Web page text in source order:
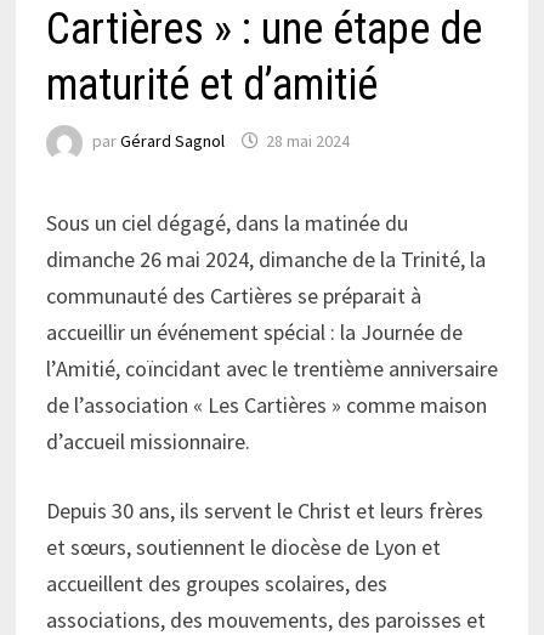
Cartières » : une étape de
maturité et d’amitié
parGérard Sagnol 28 mai 2024
Sous un ciel dégagé, dans la matinée du
dimanche 26 mai 2024, dimanche de la Trinité, la
communauté des Cartières se préparait à
accueillir un événement spécial : la Journée de
l’Amitié, coïncidant avec le trentième anniversaire
de l’association « Les Cartières » comme maison
d’accueil missionnaire.
Depuis 30 ans, ils servent le Christ et leurs frères
et sœurs, soutiennent le diocèse de Lyon et
accueillent des groupes scolaires, des
associations, des mouvements, des paroisses et